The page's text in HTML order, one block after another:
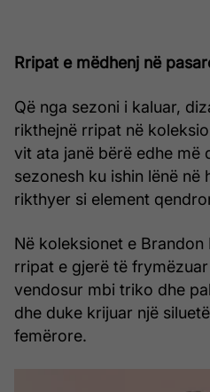
Rripat e mëdhenj në
Që nga sezoni i kaluar,
rikthejnë rripat në
vit ata janë bërë edhe më
sezonesh ku ishin lënë në
rikthyer si element
Në koleksionet e
rripat e gjerë të
vendosur mbi triko dhe
dhe duke krijuar një
femërore.